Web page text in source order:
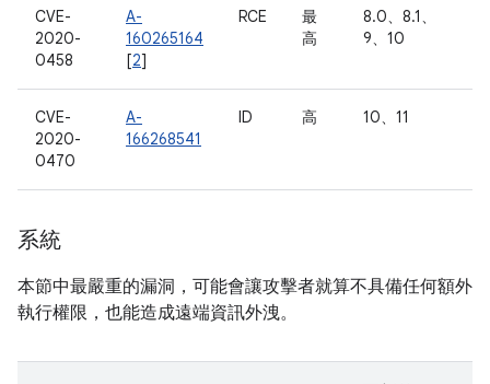
CVE-
2020-
0458
A-
160265164
[2]
RCE
最
高
8.0、8.1、
9、10
CVE-
2020-
0470
A-
166268541
ID 高 10、11
系統
本節中最嚴重的漏洞，可能會讓攻擊者就算不具備任何額外
執行權限，也能造成遠端資訊外洩。